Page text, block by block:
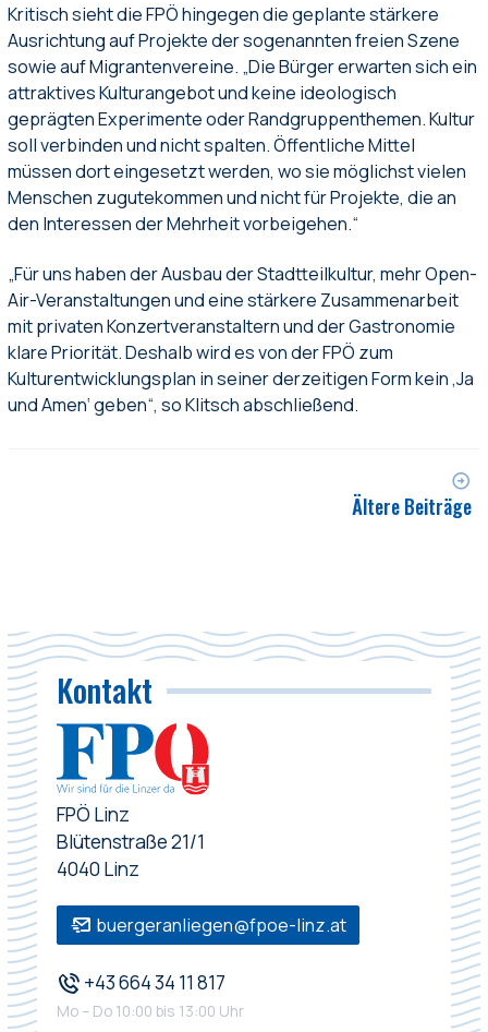
Kritisch sieht die FPÖ hingegen die geplante stärkere
Ausrichtung auf Projekte der sogenannten freien Szene
sowie auf Migrantenvereine. „Die Bürger erwarten sich ein
attraktives Kulturangebot und keine ideologisch
geprägten Experimente oder Randgruppenthemen. Kultur
soll verbinden und nicht spalten. Öffentliche Mittel
müssen dort eingesetzt werden, wo sie möglichst vielen
Menschen zugutekommen und nicht für Projekte, die an
den Interessen der Mehrheit vorbeigehen.“
„Für uns haben der Ausbau der Stadtteilkultur, mehr Open-
Air-Veranstaltungen und eine stärkere Zusammenarbeit
mit privaten Konzertveranstaltern und der Gastronomie
klare Priorität. Deshalb wird es von der FPÖ zum
Kulturentwicklungsplan in seiner derzeitigen Form kein ‚Ja
und Amen‘ geben“, so Klitsch abschließend.
Ältere Beiträge
Kontakt
FPÖ Linz
Blütenstraße 21/1
4040 Linz
buergeranliegen@fpoe-linz.at
+43 664 34 11 817
Mo – Do 10:00 bis 13:00 Uhr